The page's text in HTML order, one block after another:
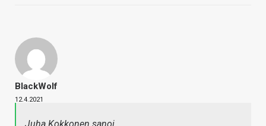
BlackWolf
12.4.2021